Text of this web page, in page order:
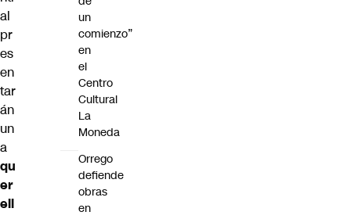
al
pr
es
en
tar
án
un
a
qu
er
ell
un
comienzo”
en
el
Centro
Cultural
La
Moneda
Orrego
defiende
obras
en